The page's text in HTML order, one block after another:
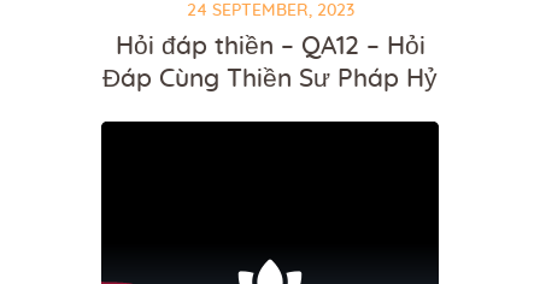
24 SEPTEMBER, 2023
Hỏi đáp thiền – QA12 – Hỏi
Đáp Cùng Thiền Sư Pháp Hỷ